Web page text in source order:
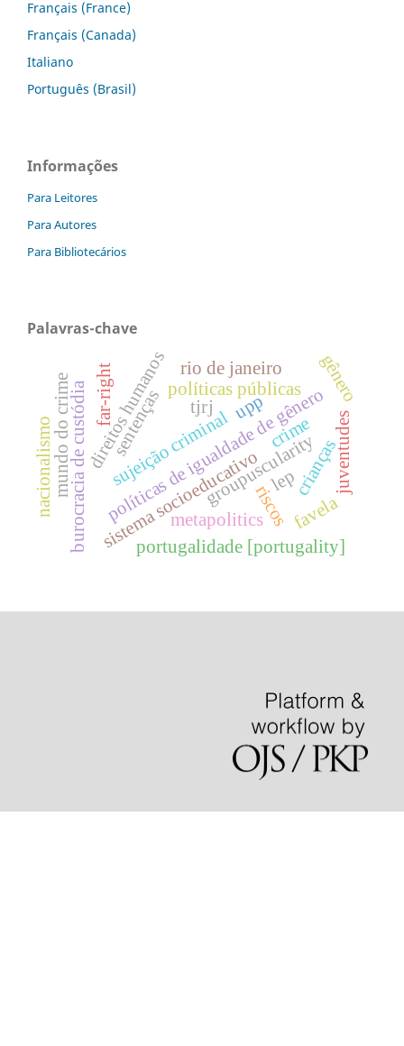
Français (France)
Français (Canada)
Italiano
Português (Brasil)
Informações
Para Leitores
Para Autores
Para Bibliotecários
Palavras-chave
sistema socioeducativo
políticas de igualdade de gênero
políticas públicas
direitos humanos
sentenças
sujeição criminal
tjrj
metapolitics
far-right
groupuscularity
portugalidade [portugality]
riscos
crianças
burocracia de custódia lep juventudes
mundo do crime
favela
crime
gênero
upp
rio de janeiro
nacionalismo